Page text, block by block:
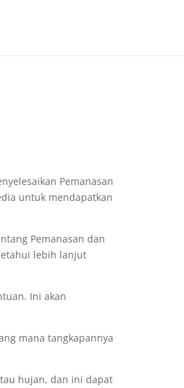
Pemanasan
untuk mendapatkan
Pemanasan dan
lebih lanjut
Ini akan
mana tangkapannya
hujan, dan ini dapat